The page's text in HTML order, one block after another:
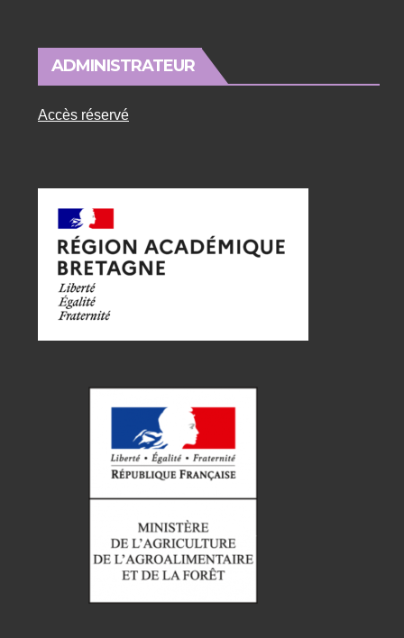
ADMINISTRATEUR
Accès réservé